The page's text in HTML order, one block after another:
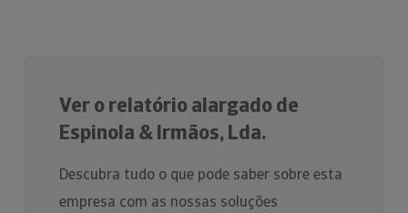
Ver o relatório alargado de
Espinola & Irmãos, Lda.
Descubra tudo o que pode saber sobre esta
empresa com as nossas soluções